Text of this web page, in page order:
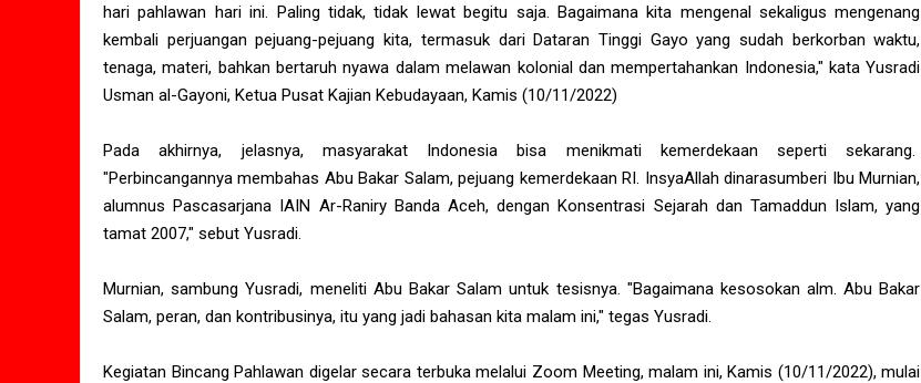
hari pahlawan hari ini. Paling tidak, tidak lewat begitu saja. Bagaimana kita mengenal sekaligus mengenang
kembali perjuangan pejuang-pejuang kita, termasuk dari Dataran Tinggi Gayo yang sudah berkorban waktu,
tenaga, materi, bahkan bertaruh nyawa dalam melawan kolonial dan mempertahankan Indonesia," kata Yusradi
Usman al-Gayoni, Ketua Pusat Kajian Kebudayaan, Kamis (10/11/2022)
Pada akhirnya, jelasnya, masyarakat Indonesia bisa menikmati kemerdekaan seperti sekarang.
"Perbincangannya membahas Abu Bakar Salam, pejuang kemerdekaan RI. InsyaAllah dinarasumberi Ibu Murnian,
alumnus Pascasarjana IAIN Ar-Raniry Banda Aceh, dengan Konsentrasi Sejarah dan Tamaddun Islam, yang
tamat 2007," sebut Yusradi.
Murnian, sambung Yusradi, meneliti Abu Bakar Salam untuk tesisnya. "Bagaimana kesosokan alm. Abu Bakar
Salam, peran, dan kontribusinya, itu yang jadi bahasan kita malam ini," tegas Yusradi.
Kegiatan Bincang Pahlawan digelar secara terbuka melalui Zoom Meeting, malam ini, Kamis (10/11/2022), mulai